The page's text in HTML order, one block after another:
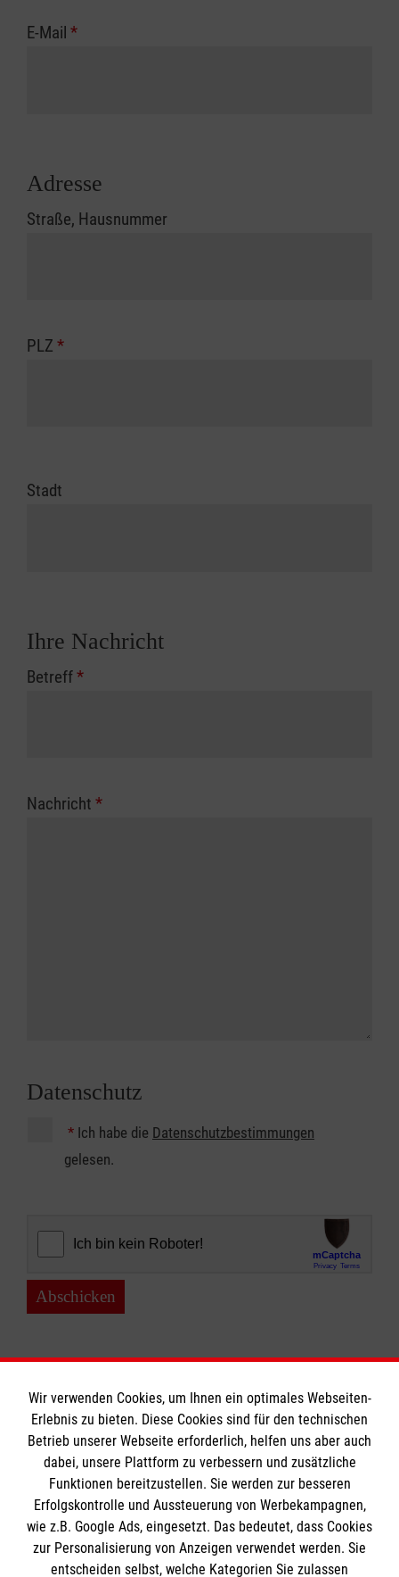
E-Mail *
Adresse
Straße, Hausnummer
PLZ *
Stadt
Ihre Nachricht
Betreff*
Nachricht *
Datenschutz
* Ich habe die Datenschutzbestimmungen
gelesen.
Abschicken
Informationen
Impressum
Datenschutz
Barrierefreiheit
Die Malteser
Wir verwenden Cookies, um Ihnen ein optimales Webseiten-
Erlebnis zu bieten. Diese Cookies sind für den technischen
Betrieb unserer Webseite erforderlich, helfen uns aber auch
dabei, unsere Plattform zu verbessern und zusätzliche
Funktionen bereitzustellen. Sie werden zur besseren
Erfolgskontrolle und Aussteuerung von Werbekampagnen,
wie z.B. Google Ads, eingesetzt. Das bedeutet, dass Cookies
zur Personalisierung von Anzeigen verwendet werden. Sie
entscheiden selbst, welche Kategorien Sie zulassen